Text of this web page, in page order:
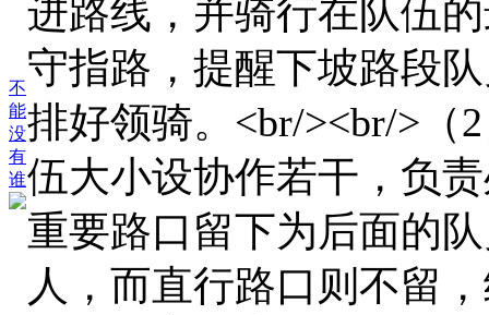
不
能
没
有
谁
进路线，并骑行在队伍
守指路，提醒下坡路段
排好领骑。<br/><br/>（
伍大小设协作若干，负
重要路口留下为后面的
人，而直行路口则不留